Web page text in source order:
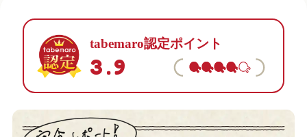
tabemaro認定ポイント
3.9